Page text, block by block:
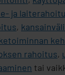
ja
,
rahoitus,
tai